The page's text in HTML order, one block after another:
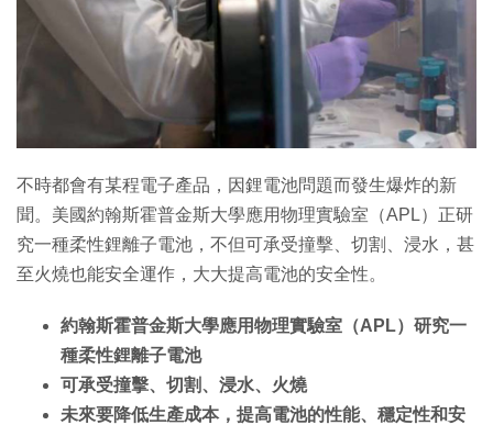
不時都會有某程電子產品，因鋰電池問題而發生爆炸的新
聞。美國約翰斯霍普金斯大學應用物理實驗室（APL）正研
究一種柔性鋰離子電池，不但可承受撞擊、切割、浸水，甚
至火燒也能安全運作，大大提高電池的安全性。
約翰斯霍普金斯大學應用物理實驗室（APL）研究一
種柔性鋰離子電池
可承受撞擊、切割、浸水、火燒
未來要降低生產成本，提高電池的性能、穩定性和安